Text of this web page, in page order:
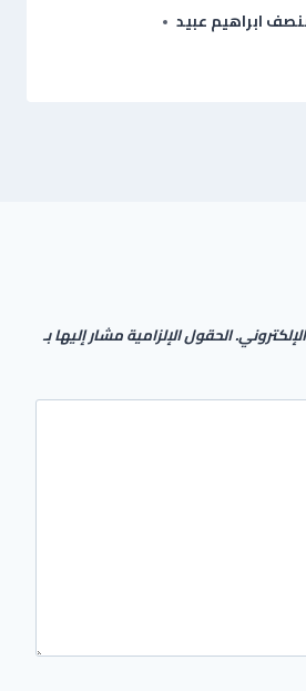
ابراهيم عبيد
الحقول الإلزامية مشار إليها بـ